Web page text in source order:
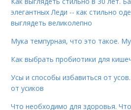
элегантных Леди -- как стильно
выглядеть великолепно
Мука темпурная, что это такое.
Как выбрать пробиотики для
Усы и способы избавиться от
от усиков
Что необходимо для здоровья.